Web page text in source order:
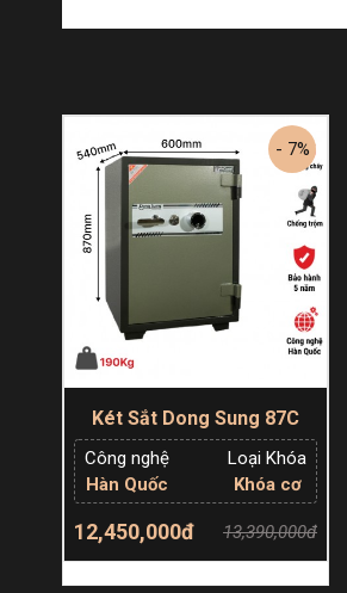
Tính Năng Nổi Bật Của
- 7%
Két Sắt Dong Sung 87C
Công nghệ
Hàn Quốc
Loại Khóa
Khóa cơ
12,450,000đ 13,390,000đ
Thêm giỏ hàng